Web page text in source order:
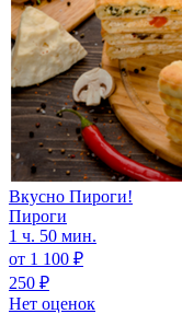
Вкусно Пироги!
Пироги
1 ч. 50 мин.
от 1 100 ₽
250 ₽
Нет оценок